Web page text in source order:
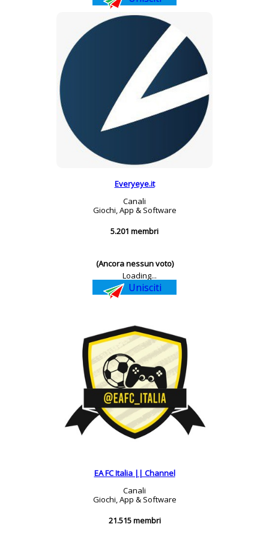
Everyeye.it
Canali
Giochi, App & Software
5.201 membri
(Ancora nessun voto)
Loading...
Unisciti
EA FC Italia || Channel
Canali
Giochi, App & Software
21.515 membri